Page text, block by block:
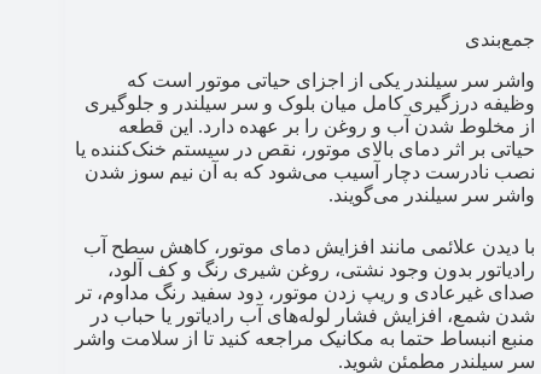
جمع‌بندی
واشر سر سیلندر یکی از اجزای حیاتی موتور است که
وظیفه درزگیری کامل میان بلوک و سر سیلندر و جلوگیری
از مخلوط شدن آب و روغن را بر عهده دارد. این قطعه
حیاتی بر اثر دمای بالای موتور، نقص در سیستم خنک‌کننده یا
نصب نادرست دچار آسیب می‌شود که به آن نیم سوز شدن
واشر سر سیلندر می‌گویند.
با دیدن علائمی مانند افزایش دمای موتور، کاهش سطح آب
رادیاتور بدون وجود نشتی، روغن شیری رنگ و کف آلود،
صدای غیرعادی و ریپ زدن موتور، دود سفید رنگ مداوم، تر
شدن شمع، افزایش فشار لوله‌های آب رادیاتور یا حباب در
منبع انبساط حتما به مکانیک مراجعه کنید تا از سلامت واشر
سر سیلندر مطمئن شوید.